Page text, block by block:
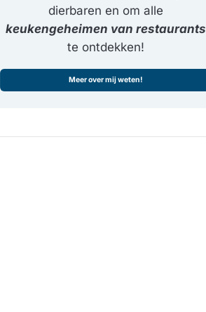
dierbaren en om alle
keukengeheimen van restaurants
te ontdekken!
Meer over mij weten!